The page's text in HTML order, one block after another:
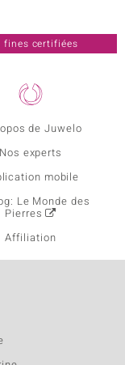
de Juwelo
Nos experts
mobile
Le Monde des
Pierres
Affiliation
fines certifiées